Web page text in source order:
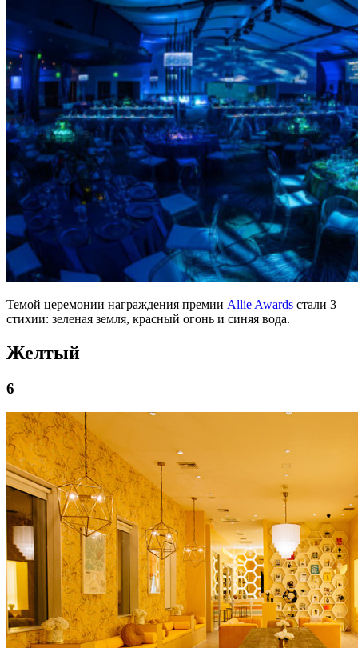
Темой церемонии награждения премии Allie Awards стали 3
стихии: зеленая земля, красный огонь и синяя вода.
Желтый
6